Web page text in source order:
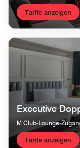
Tarife anzeigen
Executive
M Club-Lounge-
Tarife anzeigen